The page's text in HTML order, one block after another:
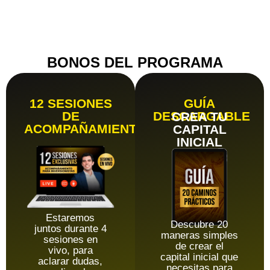
BONOS DEL PROGRAMA
12 SESIONES
DE
ACOMPAÑAMIENTO
Estaremos
juntos durante 4
sesiones en
vivo, para
aclarar dudas,
GUÍA
DESCARGABLE
CREA TU
CAPITAL
INICIAL
Descubre 20
maneras simples
de crear el
capital inicial que